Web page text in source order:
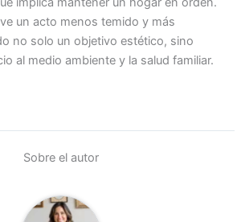
un acto menos temido y más
no solo un objetivo estético, sino
al medio ambiente y la salud familiar.
Sobre el autor